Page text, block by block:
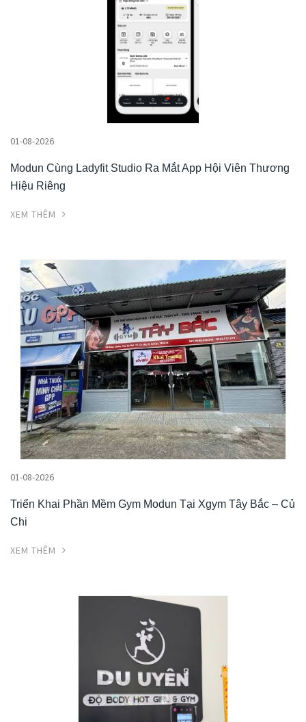
01-08-2026
Modun Cùng Ladyfit Studio Ra Mắt App Hội Viên Thương
Hiệu Riêng
XEM THÊM
01-08-2026
Triển Khai Phần Mềm Gym Modun Tại Xgym Tây Bắc – Củ
Chi
XEM THÊM